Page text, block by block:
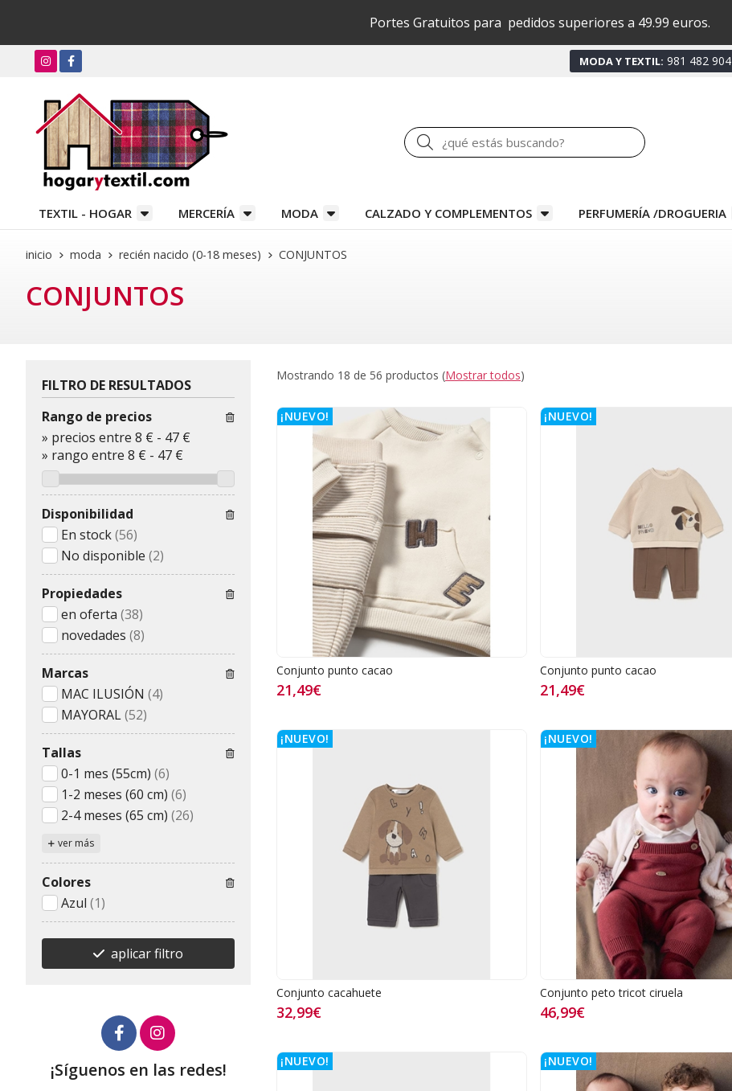
Portes Gratuitos para pedidos superiores a 49.99 euros.
MODA Y TEXTIL: 981 482 904
Buscar
TEXTIL - HOGAR MERCERÍA MODA CALZADO Y COMPLEMENTOS PERFUMERÍA /DROGUERIA
inicio moda recién nacido (0-18 meses) CONJUNTOS
CONJUNTOS
Mostrando 18 de 56 productos (Mostrar todos)
¡NUEVO!
Conjunto punto cacao
21,49€
¡NUEVO!
Conjunto punto cacao
21,49€
¡NUEVO!
Conjunto cacahuete
32,99€
¡NUEVO!
Conjunto peto tricot ciruela
46,99€
¡NUEVO! ¡NUEVO!
FILTRO DE RESULTADOS
Rango de precios
» precios entre 8 € - 47 €
» rango entre 8 € - 47 €
Disponibilidad
En stock(56)
No disponible (2)
Propiedades
en oferta (38)
novedades (8)
Marcas
MAC ILUSIÓN (4)
MAYORAL(52)
Tallas
0-1 mes (55cm) (6)
1-2 meses (60 cm) (6)
2-4 meses (65 cm) (26)
ver más
Colores
Azul (1)
aplicar filtro
¡Síguenos en las redes!